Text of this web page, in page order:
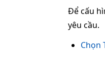
Để cấu
yêu cầu.
Chọn